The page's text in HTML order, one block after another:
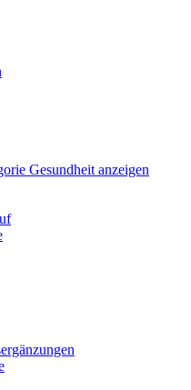
Gesundheit anzeigen